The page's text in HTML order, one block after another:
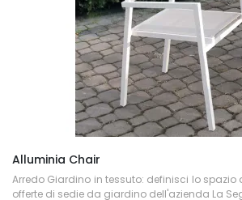
Alluminia Chair
Arredo Giardino in tessuto: definisci lo
offerte di sedie da giardino dell'azienda La